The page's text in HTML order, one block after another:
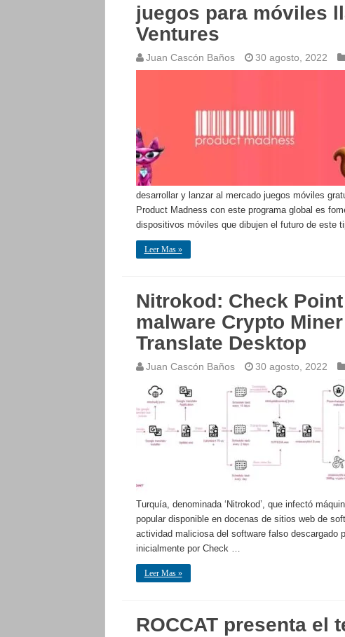
juegos para móviles
Ventures
Juan Cascón Baños 30 agosto, 2022
desarrollar y lanzar al mercado juegos móviles
Product Madness con este programa global es
dispositivos móviles que dibujen el futuro de este
Leer Mas »
Nitrokod: Check
malware Crypto
Translate Desktop
Juan Cascón Baños 30 agosto, 2022
Turquía, denominada ‘Nitrokod’, que infectó
popular disponible en docenas de sitios web de
actividad maliciosa del software falso descargado
inicialmente por Check …
Leer Mas »
ROCCAT presenta el